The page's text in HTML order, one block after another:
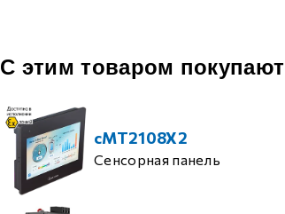
С этим товаром покупают
cMT2108X2
Сенсорная панель